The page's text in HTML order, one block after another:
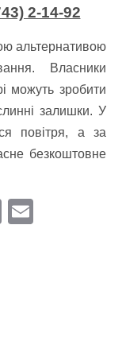
2-14-92
альтернативою
Власники
можуть зробити
залишки. У
повітря, а за
безкоштовне
Pr